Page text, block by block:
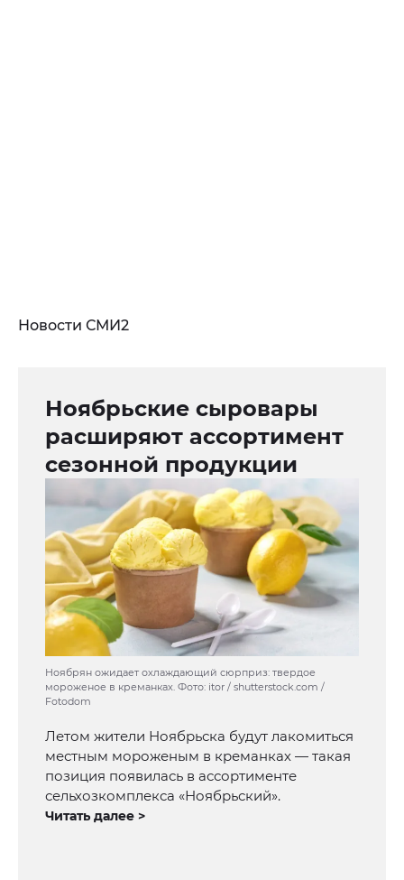
Новости СМИ2
Ноябрьские сыровары
расширяют ассортимент
сезонной продукции
Ноябрян ожидает охлаждающий сюрприз: твердое
мороженое в креманках. Фото: itor / shutterstock.com /
Fotodom
Летом жители Ноябрьска будут лакомиться
местным мороженым в креманках — такая
позиция появилась в ассортименте
сельхозкомплекса «Ноябрьский».
Читать далее >